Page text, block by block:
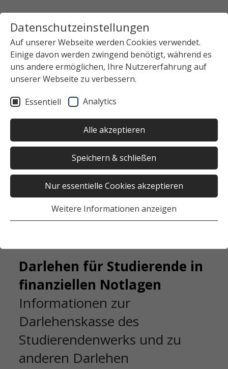
Datenschutzeinstellungen
Auf unserer Webseite werden Cookies verwendet.
Einige davon werden zwingend benötigt, während es
uns andere ermöglichen, Ihre Nutzererfahrung auf
unserer Webseite zu verbessern.
Essentiell Analytics
Alle akzeptieren
Speichern & schließen
Nur essentielle Cookies akzeptieren
Weitere Informationen anzeigen
Darlehen für Studierende in
finanziellen Notlagen
Informationen zur
Darlehenskasse des
Studierendenwerks und zu
anderen Darlehen